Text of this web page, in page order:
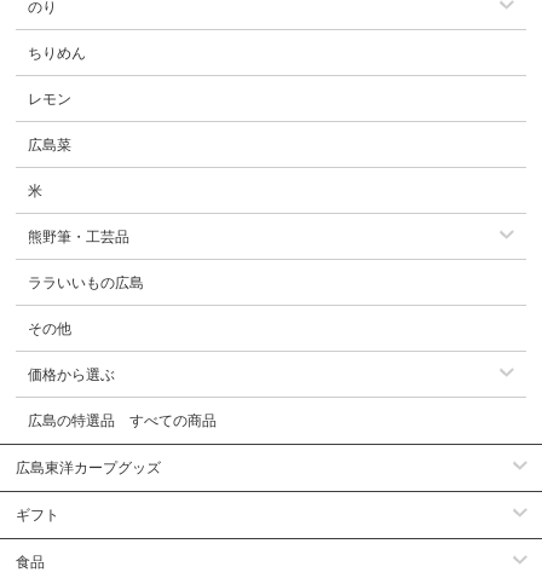
のり
ちりめん
レモン
広島菜
米
熊野筆・工芸品
ララいいもの広島
その他
価格から選ぶ
広島の特選品 すべての商品
広島東洋カープグッズ
ギフト
食品